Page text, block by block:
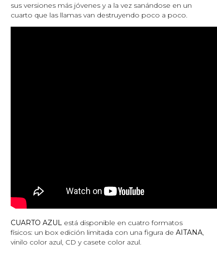
sus versiones más jóvenes y a la vez sanándose en un
cuarto que las llamas van destruyendo poco a poco.
CUARTO AZUL está disponible en cuatro formatos
físicos: un box edición limitada con una figura deAITANA
vinilo color azul, CD y casete color azul.